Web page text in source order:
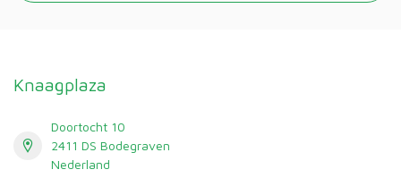
Knaagplaza
Doortocht 10
2411 DS Bodegraven
Nederland